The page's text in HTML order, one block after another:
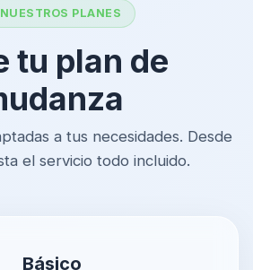
NUESTROS PLANES
tu plan de
a tus necesidades. Desde
el servicio todo incluido.
Básico